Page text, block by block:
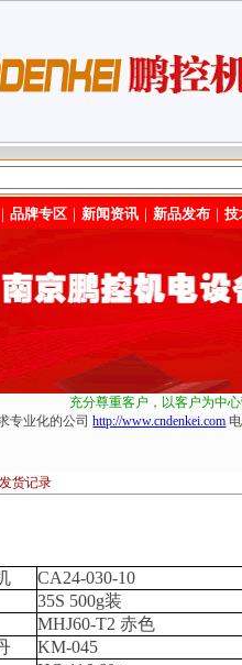
品牌专区 ｜新闻资讯 ｜新品发布 ｜技
充分尊重客户，以客户为中
专业化的公司http://www.cndenkei.com
发货记录
CA24-030-10
35S 500g装
MHJ60-T2 赤色
KM-045